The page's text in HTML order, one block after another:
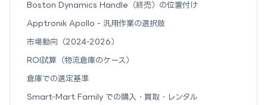
Boston Dynamics Handle（終売）の位置付け
Apptronik Apollo - 汎用作業の選択肢
市場動向（2024-2026）
ROI試算（物流倉庫のケース）
倉庫での選定基準
Smart-Mart Family での購入・買取・レンタル